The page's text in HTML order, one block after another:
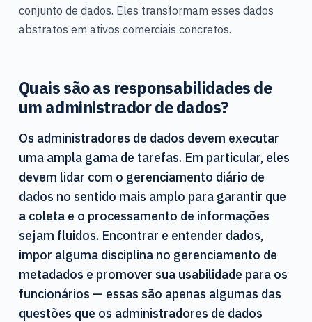
conjunto de dados. Eles transformam esses dados
abstratos em ativos comerciais concretos.
Quais são as responsabilidades de
um administrador de dados?
Os administradores de dados devem executar
uma ampla gama de tarefas. Em particular, eles
devem lidar com o gerenciamento diário de
dados no sentido mais amplo para garantir que
a coleta e o processamento de informações
sejam fluidos. Encontrar e entender dados,
impor alguma disciplina no gerenciamento de
metadados e promover sua usabilidade para os
funcionários — essas são apenas algumas das
questões que os administradores de dados